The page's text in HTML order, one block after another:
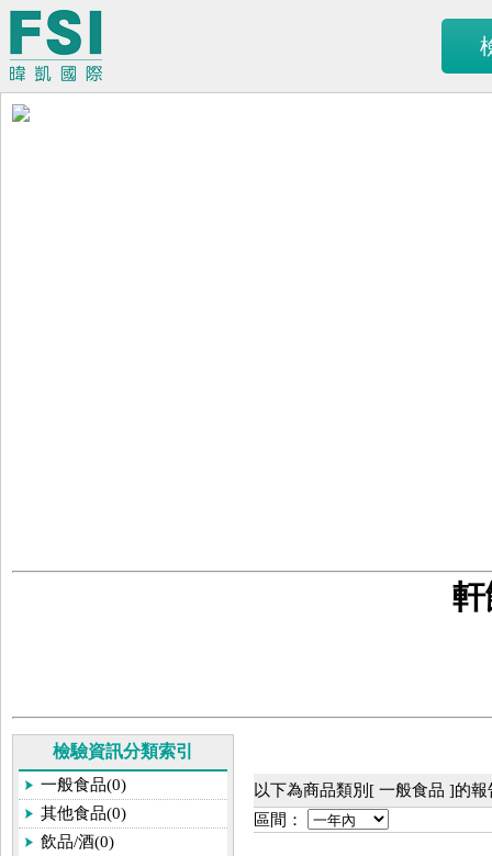
檢驗資訊分類索引
一般食品(0)
其他食品(0)
飲品/酒(0)
以下為商品類別[ 一般食品 ]的
區間：